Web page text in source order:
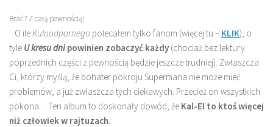
Brać? Z całą pewnością!
O ileKuloodpornego polecałem tylko fanom (więcej tu – KLIK), o
tyle U kresu dnipowinien zobaczyć każdy (chociaż bez lektury
poprzednich części z pewnością będzie jeszcze trudniej). Zwłaszcza
Ci, którzy myślą, że bohater pokroju Supermana nie może mieć
problemów, a już zwłaszcza tych ciekawych. Przecież on wszystkich
pokona… Ten album to doskonały dowód, że Kal-El to ktoś więcej
niż człowiek w rajtuzach.